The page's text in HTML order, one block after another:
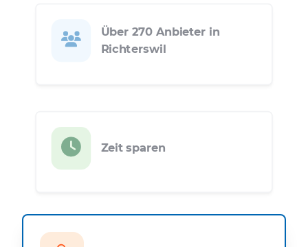
Über 270 Anbieter in
Richterswil
Zeit sparen